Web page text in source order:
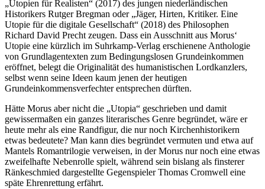
„Utopien für Realisten“ (2017) des jungen niederländischen
Historikers Rutger Bregman oder „Jäger, Hirten, Kritiker. Eine
Utopie für die digitale Gesellschaft“ (2018) des Philosophen
Richard David Precht zeugen. Dass ein Ausschnitt aus Morus‘
Utopie eine kürzlich im Suhrkamp-Verlag erschienene Anthologie
von Grundlagentexten zum Bedingungslosen Grundeinkommen
eröffnet, belegt die Originalität des humanistischen Lordkanzlers,
selbst wenn seine Ideen kaum jenen der heutigen
Grundeinkommensverfechter entsprechen dürften.
Hätte Morus aber nicht die „Utopia“ geschrieben und damit
gewissermaßen ein ganzes literarisches Genre begründet, wäre er
heute mehr als eine Randfigur, die nur noch Kirchenhistorikern
etwas bedeutete? Man kann dies begründet vermuten und etwa auf
Mantels Romantrilogie verweisen, in der Morus nur noch eine etwas
zweifelhafte Nebenrolle spielt, während sein bislang als finsterer
Ränkeschmied dargestellte Gegenspieler Thomas Cromwell eine
späte Ehrenrettung erfährt.